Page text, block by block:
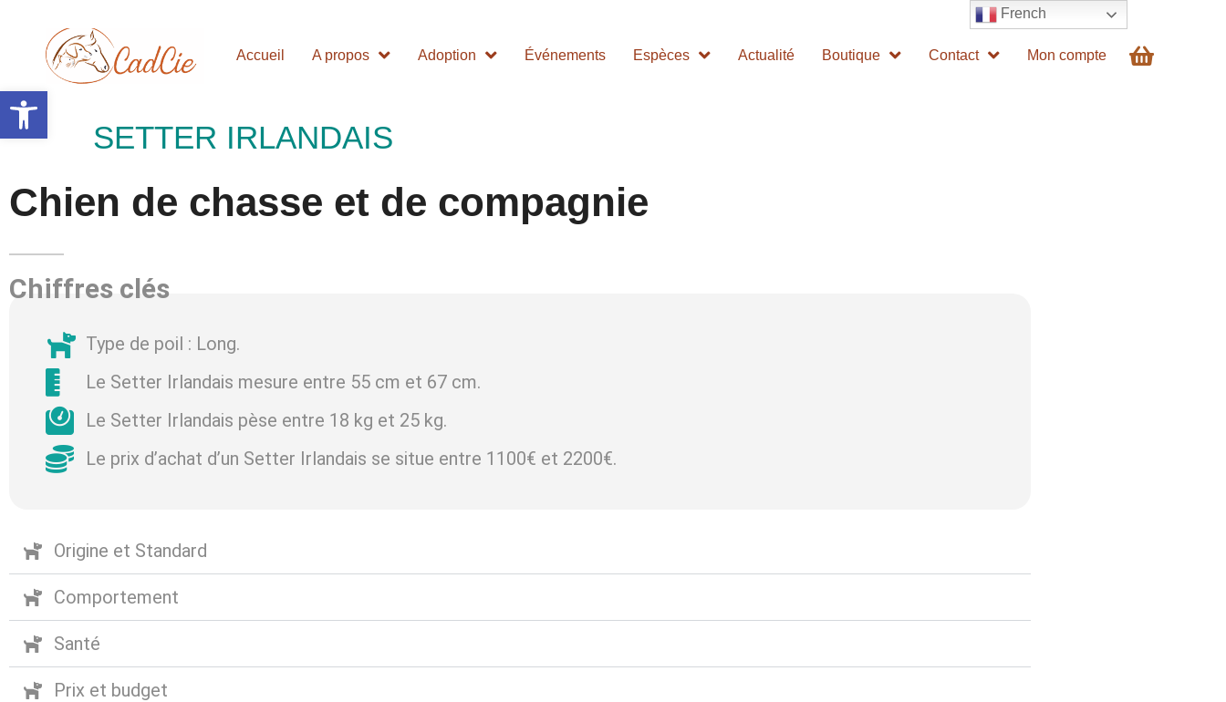
Ouvrir la barre d’outils
Accueil A propos Adoption Événements Espèces Actualité Boutique Contact Mon compte
SETTER IRLANDAIS
Chien de chasse et de compagnie
Chiffres clés
Type de poil : Long.
Le Setter Irlandais mesure entre 55 cm et 67 cm.
Le Setter Irlandais pèse entre 18 kg et 25 kg.
Le prix d’achat d’un Setter Irlandais se situe entre 1100€ et 2200€.
Origine et Standard
Comportement
Santé
Prix et budget
French